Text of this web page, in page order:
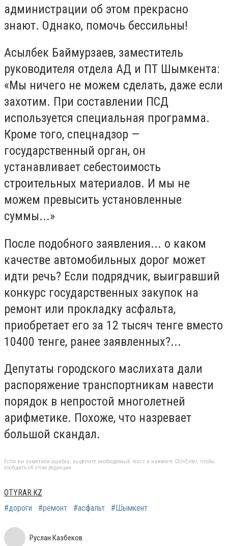
администрации об этом прекрасно
знают. Однако, помочь бессильны!
Асылбек Баймурзаев, заместитель
руководителя отдела АД и ПТ Шымкента:
«Мы ничего не можем сделать, даже если
захотим. При составлении ПСД
используется специальная программа.
Кроме того, спецнадзор —
государственный орган, он
устанавливает себестоимость
строительных материалов. И мы не
можем превысить установленные
суммы...»
После подобного заявления... о каком
качестве автомобильных дорог может
идти речь? Если подрядчик, выигравший
конкурс государственных закупок на
ремонт или прокладку асфальта,
приобретает его за 12 тысяч тенге вместо
10400 тенге, ранее заявленных?...
Депутаты городского маслихата дали
распоряжение транспортникам навести
порядок в непростой многолетней
арифметике. Похоже, что назревает
большой скандал.
Если вы заметили ошибку, выделите необходимый текст и нажмите Ctrl+Enter, чтобы
сообщить об этом редакции
OTYRAR.KZ
#дороги
#ремонт #асфальт #Шымкент
Руслан Казбеков